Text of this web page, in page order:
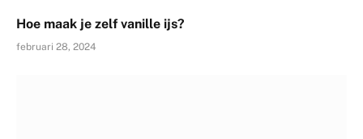
Hoe maak je zelf vanille ijs?
februari 28, 2024